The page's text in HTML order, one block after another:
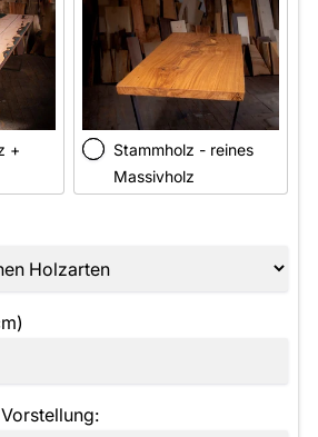
+
Stammholz - reines
Massivholz